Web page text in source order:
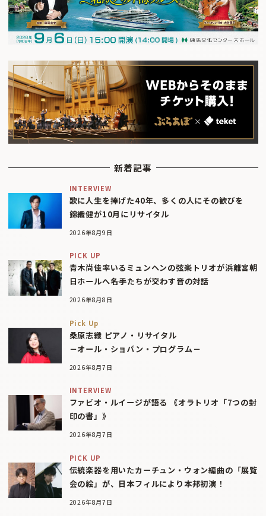
新着記事
INTERVIEW
歌に人生を捧げた40年、多くの人にその歓びを
錦織健が10月にリサイタル
2026年8月9日
PICK UP
青木尚佳率いるミュンヘンの弦楽トリオが浜離宮朝
日ホールへ――名手たちが交わす音の対話
2026年8月8日
Pick Up
桑原志織 ピアノ・リサイタル
－オール・ショパン・プログラム－
2026年8月7日
INTERVIEW
ファビオ・ルイージが語る 《オラトリオ「7つの封
印の書」》
2026年8月7日
PICK UP
伝統楽器を用いたカーチュン・ウォン編曲の「展覧
会の絵」が、日本フィルにより本邦初演！
2026年8月7日